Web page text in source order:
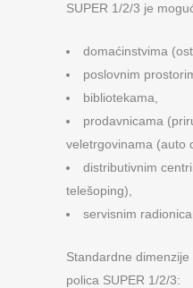
SUPER 1/2/3 je
domaćinstvima
poslovnim
bibliotekama,
prodavnicama
veletrgovinama (auto
distributivnim
telešoping),
servisnim
Standardne
polica SUPER 1/2/3: